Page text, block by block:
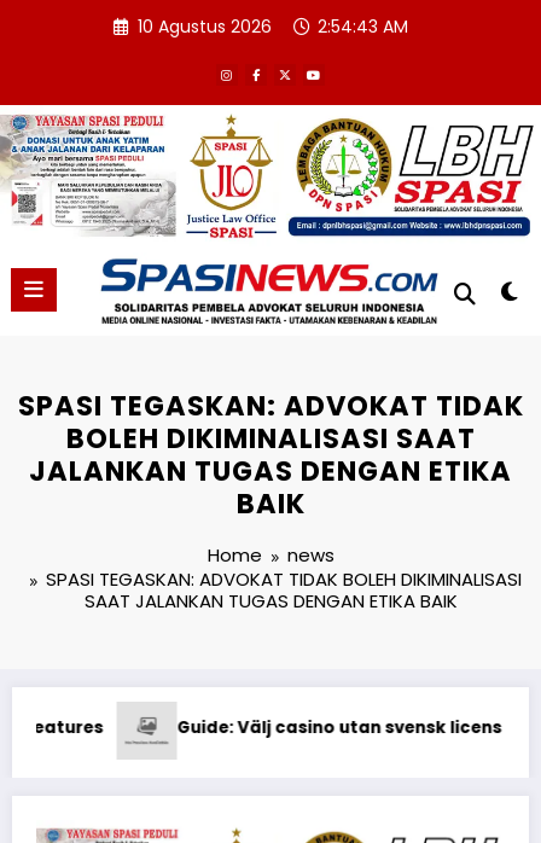
10 Agustus 2026 2:54:44 AM
SPASI TEGASKAN: ADVOKAT TIDAK
BOLEH DIKIMINALISASI SAAT
JALANKAN TUGAS DENGAN ETIKA
BAIK
Home
news
SPASI TEGASKAN: ADVOKAT TIDAK BOLEH DIKIMINALISASI
SAAT JALANKAN TUGAS DENGAN ETIKA BAIK
licens som accepterar VisaExploring Mostbet 2026: